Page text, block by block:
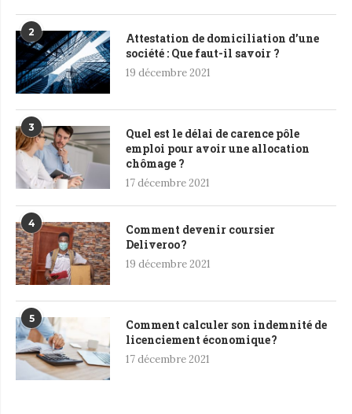
2
Attestation de domiciliation d’une
société : Que faut-il savoir ?
19 décembre 2021
3
Quel est le délai de carence pôle
emploi pour avoir une allocation
chômage ?
17 décembre 2021
4
Comment devenir coursier
Deliveroo ?
19 décembre 2021
5
Comment calculer son indemnité de
licenciement économique ?
17 décembre 2021